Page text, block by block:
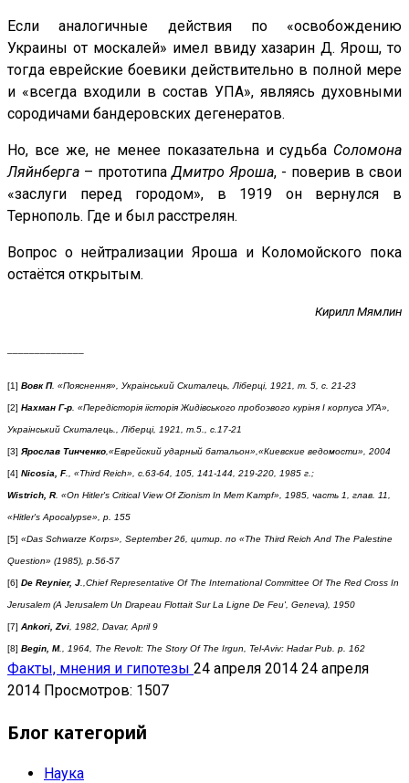
Если аналогичные действия по «освобождению
Украины от москалей» имел ввиду хазарин Д. Ярош, то
тогда еврейские боевики действительно в полной мере
и «всегда входили в состав УПА», являясь духовными
сородичами бандеровских дегенератов.
Но, все же, не менее показательна и судьба Соломона
Ляйнберга – прототипаДмитро Яроша, - поверив в свои
«заслуги перед городом», в 1919 он вернулся в
Тернополь. Где и был расстрелян.
Вопрос о нейтрализации Яроша и Коломойского пока
остаётся открытым.
Кирилл Мямлин
[1] Вовк П. «Пояснення», Украiнський Скиталець, Лiберцi, 1921, т. 5, с. 21-23
[2] Нахман Г-р. «Передiсторiя iiсторiя Жидiвського пробоэвого курiня I корпуса УГА»,
Украiнський Скиталець., Лiберцi, 1921, т.5., с.17-21
[3] Ярослав Тинченко,«Еврейский ударный батальон»,«Киевские ведомости», 2004
[4] Nicosia, F., «Third Reich», с.63-64, 105, 141-144, 219-220, 1985 г.;
Wistrich, R. «On Hitler's Critical View Of Zionism In Mem Kampf», 1985, часть 1, глав. 11,
«Hitler's Apocalypse», p. 155
[5] «Das Schwarze Korps», September 26, цитир. по «The Third Reich And The Palestine
Question» (1985), p.56-57
[6] De Reynier, J.,Chief Representative Of The International Committee Of The Red Cross In
Jerusalem (A Jerusalem Un Drapeau Flottait Sur La Ligne De Feu', Geneva), 1950
[7] Ankori, Zvi, 1982, Davar, April 9
[8] Begin, M., 1964, The Revolt: The Story Of The Irgun, Tel-Aviv: Hadar Pub. p. 162
Факты, мнения и гипотезы 24 апреля 2014 24 апреля
2014 Просмотров: 1507
Блог категорий
Наука